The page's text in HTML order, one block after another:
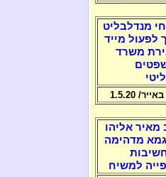
מנדלבליט
לפעול מייד
משרד
1.5.20
מאיר אליהו
מדהימה
למשיח